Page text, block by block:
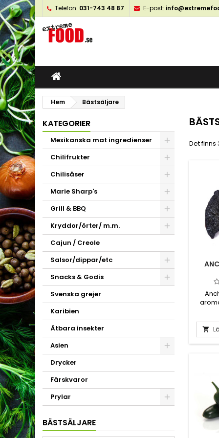
Telefon: 031-743 48 87 E-post:
Hem Bästsäljare
KATEGORIER
Mexikanska mat ingredienser
Chilifrukter
Chilisåser
Marie Sharp's
Grill & BBQ
Kryddor/örter/ m.m.
Cajun / Creole
Salsor/dippar/etc
Snacks & Godis
Svenska grejer
Karibien
Ätbara insekter
Asien
Drycker
Färskvaror
Prylar
BÄSTSÄLJARE
Det finns
tobak
grytor
fan
den
chili.
för
